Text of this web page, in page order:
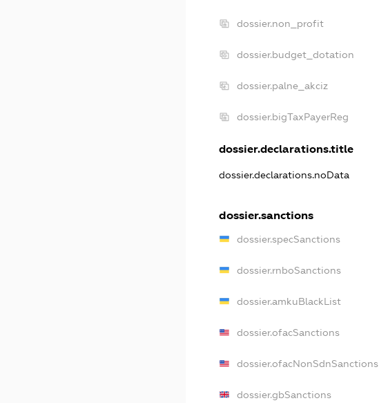
dossier.non_profit
dossier.budget_dotation
dossier.palne_akciz
dossier.bigTaxPayerReg
dossier.declarations.title
dossier.declarations.noData
dossier.sanctions
dossier.specSanctions
dossier.rnboSanctions
dossier.amkuBlackList
dossier.ofacSanctions
dossier.ofacNonSdnSanctions
dossier.gbSanctions